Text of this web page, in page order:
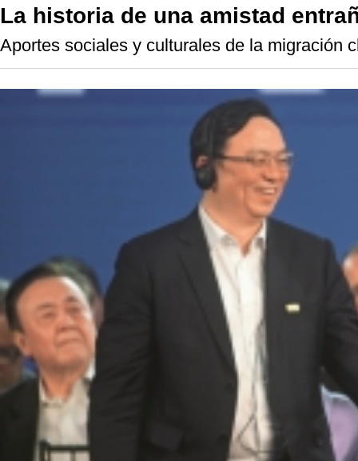
La historia de una amistad
Aportes sociales y culturales de la migración